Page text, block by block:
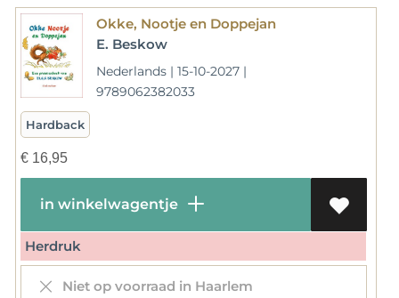
Okke, Nootje en Doppejan
E. Beskow
Nederlands | 15-10-2027 |
9789062382033
Hardback
€16,95
in winkelwagentje
Herdruk
Niet op voorraad in Haarlem